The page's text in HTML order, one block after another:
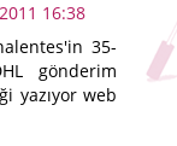
16:38
35-
gönderim
yazıyor web